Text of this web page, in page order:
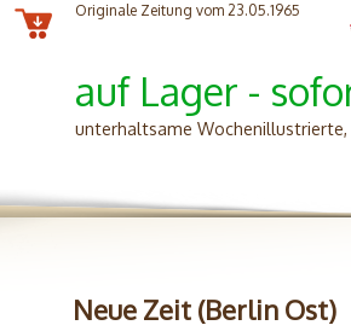
Originale Zeitung vom 23.05.1965
auf Lager -
unterhaltsame
Neue Zeit (Berlin Ost)